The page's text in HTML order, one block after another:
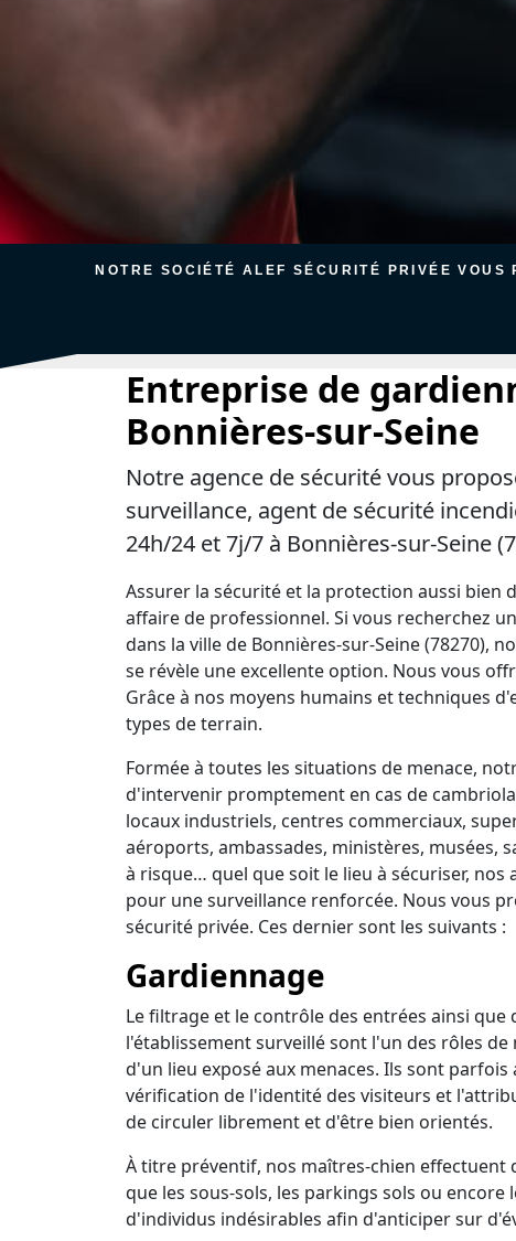
NOTRE SOCIÉTÉ ALEF SÉCURITÉ PRIVÉE
Entreprise de
Bonnières-sur-Seine
Notre agence de sécurité vous
surveillance, agent de sécurité
24h/24 et 7j/7 à Bonnières-sur-Seine
Assurer la sécurité et la protection aussi bien
affaire de professionnel. Si vous recherchez
dans la ville de Bonnières-sur-Seine (78270),
se révèle une excellente option. Nous vous
Grâce à nos moyens humains et techniques
types de terrain.
Formée à toutes les situations de menace,
d'intervenir promptement en cas de
locaux industriels, centres commerciaux,
aéroports, ambassades, ministères, musées,
à risque… quel que soit le lieu à sécuriser,
pour une surveillance renforcée. Nous vous
sécurité privée. Ces dernier sont les suivants :
Gardiennage
Le filtrage et le contrôle des entrées ainsi
l'établissement surveillé sont l'un des rôles de
d'un lieu exposé aux menaces. Ils sont
vérification de l'identité des visiteurs et
de circuler librement et d'être bien orientés.
À titre préventif, nos maîtres-chien effectuent
que les sous-sols, les parkings sols ou
d'individus indésirables afin d'anticiper sur